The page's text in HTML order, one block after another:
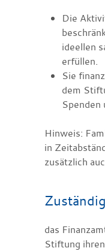
Die
ideellen
erfüllen.
Sie
dem
Hinweis:
in
zusätzlich
das
Stiftung